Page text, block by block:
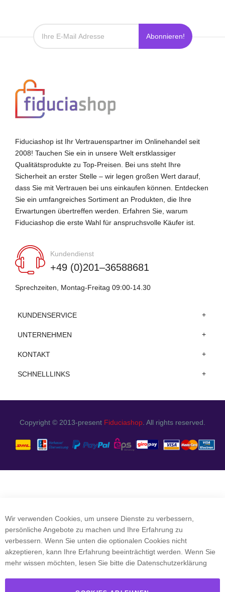
Abonnieren!
Fiduciashop ist Ihr Vertrauenspartner im Onlinehandel seit
2008! Tauchen Sie ein in unsere Welt erstklassiger
Qualitätsprodukte zu Top-Preisen. Bei uns steht Ihre
Sicherheit an erster Stelle – wir legen großen Wert darauf,
dass Sie mit Vertrauen bei uns einkaufen können. Entdecken
Sie ein umfangreiches Sortiment an Produkten, die Ihre
Erwartungen übertreffen werden. Erfahren Sie, warum
Fiduciashop die erste Wahl für anspruchsvolle Käufer ist.
Kundendienst
+49 (0)201–36588681
Sprechzeiten, Montag-Freitag 09:00-14.30
KUNDENSERVICE
UNTERNEHMEN
KONTAKT
SCHNELLLINKS
Copyright © 2013-present Fiduciashop . All rights reserved.
Wir verwenden Cookies, um unsere Dienste zu verbessern,
persönliche Angebote zu machen und Ihre Erfahrung zu
verbessern. Wenn Sie unten die optionalen Cookies nicht
akzeptieren, kann Ihre Erfahrung beeinträchtigt werden. Wenn Sie
mehr wissen möchten, lesen Sie bitte die Datenschutzerklärung